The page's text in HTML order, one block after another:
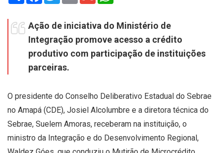
Ação de iniciativa do Ministério de
Integração promove acesso a crédito
produtivo com participação de instituições
parceiras.
O presidente do Conselho Deliberativo Estadual do Sebrae
no Amapá (CDE), Josiel Alcolumbre e a diretora técnica do
Sebrae, Suelem Amoras, receberam na instituição, o
ministro da Integração e do Desenvolvimento Regional,